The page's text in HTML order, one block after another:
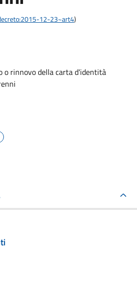
12-23~art4)
o rinnovo della carta d'identità